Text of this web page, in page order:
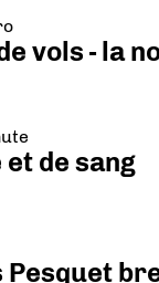
vols - la
et de sang
Pesquet